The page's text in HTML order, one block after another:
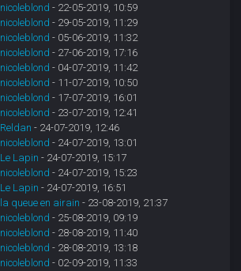
nicoleblond - 22-05-2019, 10:59
nicoleblond - 29-05-2019, 11:29
nicoleblond - 05-06-2019, 11:32
nicoleblond - 27-06-2019, 17:16
nicoleblond - 04-07-2019, 11:42
nicoleblond - 11-07-2019, 10:50
nicoleblond - 17-07-2019, 16:01
nicoleblond - 23-07-2019, 12:41
Reldan - 24-07-2019, 12:46
nicoleblond - 24-07-2019, 13:01
Le Lapin - 24-07-2019, 15:17
nicoleblond - 24-07-2019, 15:23
Le Lapin - 24-07-2019, 16:51
la queue en airain - 23-08-2019, 21:37
nicoleblond - 25-08-2019, 09:19
nicoleblond - 28-08-2019, 11:40
nicoleblond - 28-08-2019, 13:18
nicoleblond - 02-09-2019, 11:33